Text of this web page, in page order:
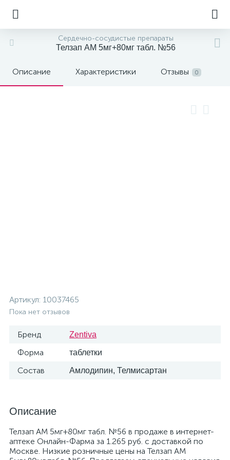
Сердечно-сосудистые препараты
Телзап АМ 5мг+80мг табл. №56
Описание Характеристики Отзывы 0
Артикул: 10037465
Пока нет отзывов
Бренд Zentiva
Форма таблетки
Состав Амлодипин, Телмисартан
Описание
Телзап АМ 5мг+80мг табл. №56 в продаже в интернет-
аптеке Онлайн-Фарма за 1.265 руб. с доставкой по
Москве. Низкие розничные цены на Телзап АМ